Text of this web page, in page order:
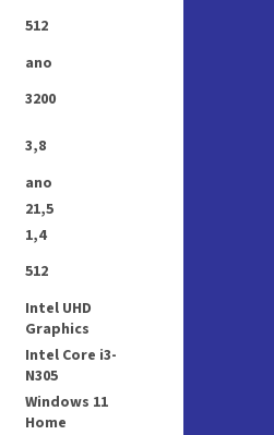
512
ano
3200
3,8
ano
21,5
1,4
512
Intel UHD
Graphics
Intel Core i3-
N305
Windows 11
Home